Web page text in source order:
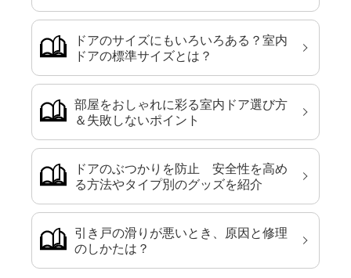
ドアのサイズにもいろいろある？室内
ドアの標準サイズとは？
部屋をおしゃれに彩る室内ドア選び方
＆失敗しないポイント
ドアのぶつかりを防止 安全性を高め
る方法やタイプ別のグッズを紹介
引き戸の滑りが悪いとき、原因と修理
のしかたは？